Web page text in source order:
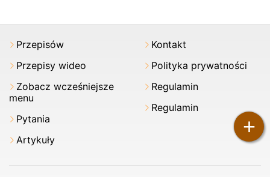
+
Przepisów
Przepisy wideo
Zobacz wcześniejsze
menu
Pytania
Artykuły
Kontakt
Polityka prywatności
Regulamin
Regulamin